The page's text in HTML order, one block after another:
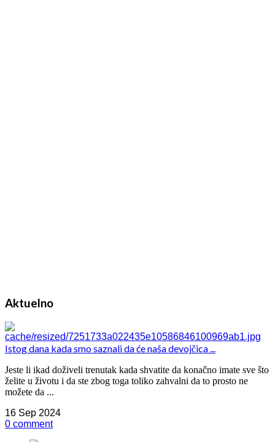
Aktuelno
Istog dana kada smo saznali da će naša devojčica ...
Jeste li ikad doživeli trenutak kada shvatite da konačno imate sve što
želite u životu i da ste zbog toga toliko zahvalni da to prosto ne
možete da ...
16 Sep 2024
0 comment